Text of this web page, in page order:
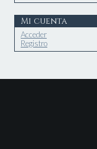
Mi cuenta
Acceder
Registro